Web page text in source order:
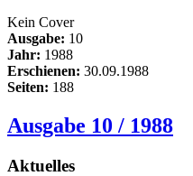
Kein Cover
Ausgabe: 10
Jahr: 1988
Erschienen: 30.09.1988
Seiten: 188
Ausgabe 10 / 1988
Aktuelles